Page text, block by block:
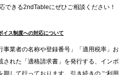
する、新しい乾杯文化
案内｜職場で完結する“忘年会・
人気。幹事負担を軽減し、社内
できる2ndTableにぜひご相談ください！
イス制度への対応について
事業者の名称や登録番号」「適用税率」お
された「適格請求書」を発行する、インボ